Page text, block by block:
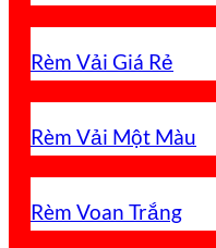
Rèm Vải Giá Rẻ
Rèm Vải Một Màu
Rèm Voan Trắng